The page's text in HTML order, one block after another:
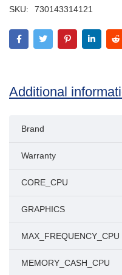
SKU: 730143314121
Additional
Brand
Warranty
CORE_CPU
GRAPHICS
MAX_FREQUENCY_CPU
MEMORY_CASH_CPU